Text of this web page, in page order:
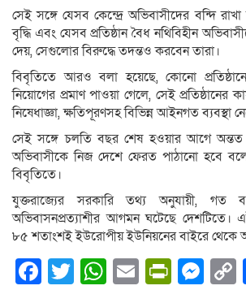
সেই সঙ্গে যেসব কেন্দ্রে অভিবাসীদের বন্দি
বৃদ্ধি এবং যেসব প্রতিষ্ঠান বৈধ নথিবিহীন
দেয়, সেগুলোর বিরুদ্ধে তদন্তও করবেন তারা।
বিবৃতিতে আরও বলা হয়েছে, কোনো
নিয়োগের প্রমাণ পাওয়া গেলে, সেই প্রতিষ্ঠানের
নিষেধাজ্ঞা, ক্ষতিপূরণসহ বিভিন্ন আইনগত ব্যবস্থা
সেই সঙ্গে চলতি বছর শেষ হওয়ার আগে অন্তত
অভিবাসীকে নিজ দেশে ফেরত পাঠানো হবে
বিবৃতিতে।
যুক্তরাজ্যের সরকারি তথ্য অনুযায়ী,
অভিবাসনপ্রত্যাশীর আগমন ঘটেছে দেশটিতে।
৮৫ শতাংশই ইউরোপীয় ইউনিয়নের বাইরে থেকে
Facebook
Twitter
WhatsApp
Email